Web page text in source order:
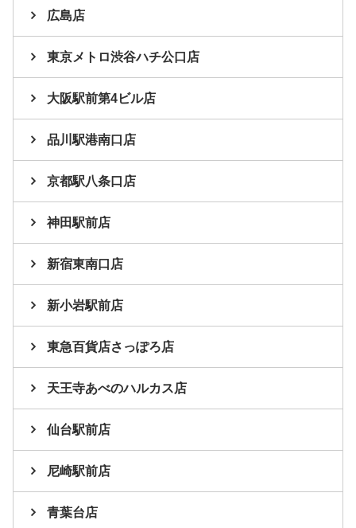
広島店
東京メトロ渋谷ハチ公口店
大阪駅前第4ビル店
品川駅港南口店
京都駅八条口店
神田駅前店
新宿東南口店
新小岩駅前店
東急百貨店さっぽろ店
天王寺あべのハルカス店
仙台駅前店
尼崎駅前店
青葉台店